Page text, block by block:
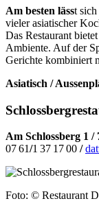
Am besten lässt
vieler asiatischer
Das Restaurant
Ambiente. Auf der
Gerichte kombiniert
Asiatisch /
Schlossberg
Am Schlossberg 1
07 61/1 37 17 00 /
Foto: © Restaurant